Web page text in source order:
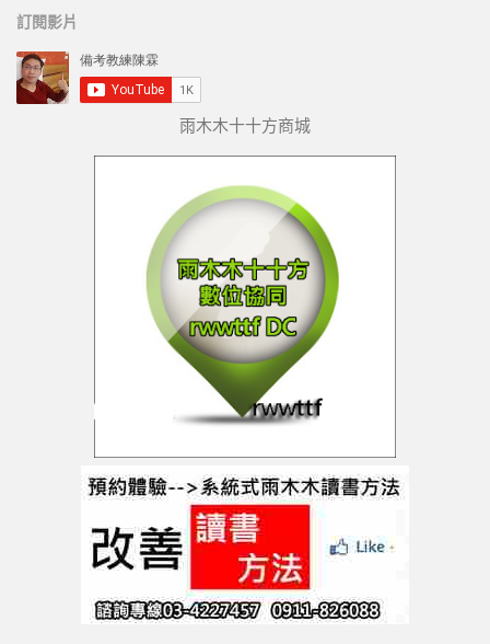
訂閱影片
雨木木十十方商城